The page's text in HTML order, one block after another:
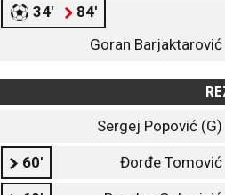
34'
84'
Goran Barjaktarović
Sergej Popović (G)
60' Đorđe Tomović